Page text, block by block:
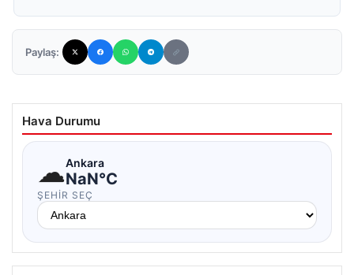
Paylaş:
Hava Durumu
☁Ankara
NaN°C
ŞEHIR SEÇ